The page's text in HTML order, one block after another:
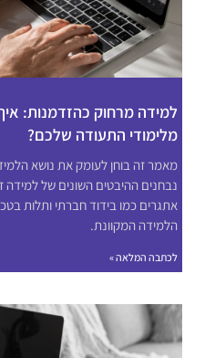
למידה מרחוק כהזדמנות:
מלימודי התעודה שלכם?
מאמר זה בוחן לעומק את נושא
נבחנים ההיבטים השונים של למידה
אתגרים כמו בידוד חברתי ותלות
הלמידה המקוונת.
לכתבה המלאה »